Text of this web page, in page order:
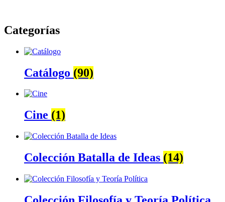
Categorías
Catálogo (90)
Cine (1)
Colección Batalla de Ideas (14)